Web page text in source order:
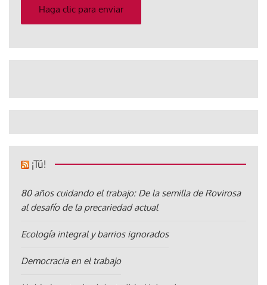
electrónico
Haga clic para enviar
¡Tú!
80 años cuidando el trabajo: De la semilla de Rovirosa
al desafío de la precariedad actual
Ecología integral y barrios ignorados
Democracia en el trabajo